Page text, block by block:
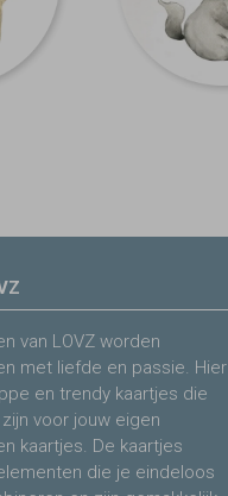
van LOVZ worden
met liefde en passie. Hier
en trendy kaartjes die
voor jouw eigen
kaartjes. De kaartjes
die je eindeloos